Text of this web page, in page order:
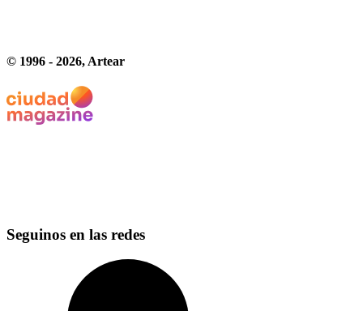
© 1996 - 2026, Artear
Seguinos en las redes